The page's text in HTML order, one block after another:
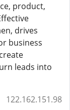
product,
drives
business
leads into
122.162.151.98